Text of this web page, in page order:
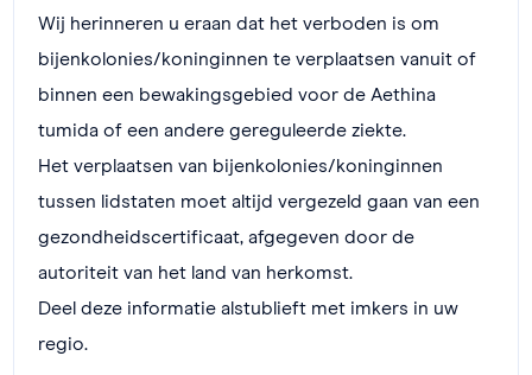
Wij herinneren u eraan dat het verboden is om
bijenkolonies/koninginnen te verplaatsen vanuit of
binnen een bewakingsgebied voor de Aethina
tumida of een andere gereguleerde ziekte.
Het verplaatsen van bijenkolonies/koninginnen
tussen lidstaten moet altijd vergezeld gaan van een
gezondheidscertificaat, afgegeven door de
autoriteit van het land van herkomst.
Deel deze informatie alstublieft met imkers in uw
regio.